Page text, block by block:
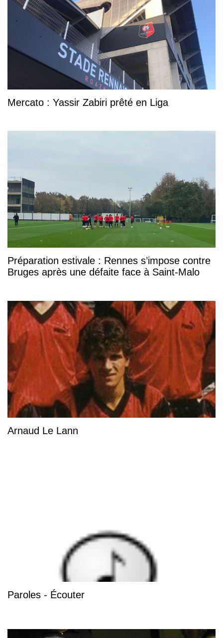
Mercato : Yassir Zabiri prêté en Liga
Préparation estivale : Rennes s’impose contre
Bruges après une défaite face à Saint-Malo
Arnaud Le Lann
Paroles - Écouter